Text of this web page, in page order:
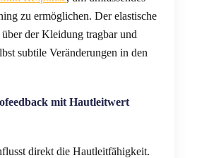
zu ermöglichen. Der elastische
der Kleidung tragbar und
subtile Veränderungen in den
mit Hautleitwert
direkt die Hautleitfähigkeit.